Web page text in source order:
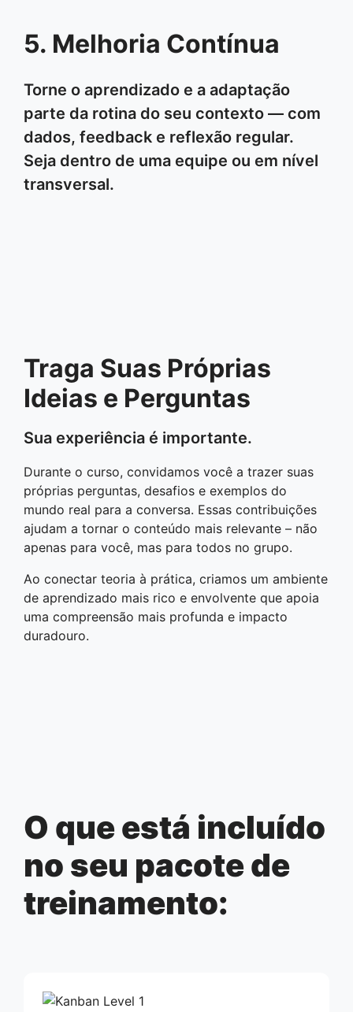
5. Melhoria Contínua
Torne o aprendizado e a adaptação
parte da rotina do seu contexto — com
dados, feedback e reflexão regular.
Seja dentro de uma equipe ou em nível
transversal.
Traga Suas Próprias
Ideias e Perguntas
Sua experiência é importante.
Durante o curso, convidamos você a trazer suas
próprias perguntas, desafios e exemplos do
mundo real para a conversa. Essas contribuições
ajudam a tornar o conteúdo mais relevante – não
apenas para você, mas para todos no grupo.
Ao conectar teoria à prática, criamos um ambiente
de aprendizado mais rico e envolvente que apoia
uma compreensão mais profunda e impacto
duradouro.
O que está incluído
no seu pacote de
treinamento: